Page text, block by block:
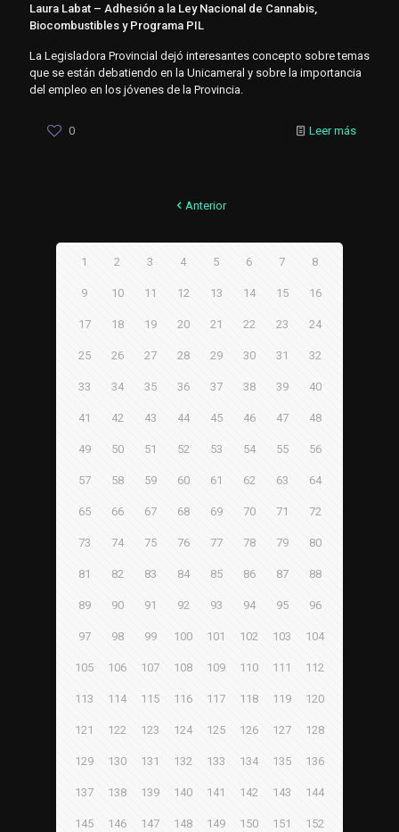
Laura Labat – Adhesión a la Ley Nacional de Cannabis,
Biocombustibles y Programa PIL
La Legisladora Provincial dejó interesantes concepto sobre temas
que se están debatiendo en la Unicameral y sobre la importancia
del empleo en los jóvenes de la Provincia.
0 Leer más
Anterior
1 2 3 4 5 6 7 8
9 10 11 12 13 14 15 16
17 18 19 20 21 22 23 24
25 26 27 28 29 30 31 32
33 34 35 36 37 38 39 40
41 42 43 44 45 46 47 48
49 50 51 52 53 54 55 56
57 58 59 60 61 62 63 64
65 66 67 68 69 70 71 72
73 74 75 76 77 78 79 80
81 82 83 84 85 86 87 88
89 90 91 92 93 94 95 96
97 98 99 100 101 102 103 104
105 106 107 108 109 110 111 112
113 114 115 116 117 118 119 120
121 122 123 124 125 126 127 128
129 130 131 132 133 134 135 136
137 138 139 140 141 142 143 144
145 146 147 148 149 150 151 152